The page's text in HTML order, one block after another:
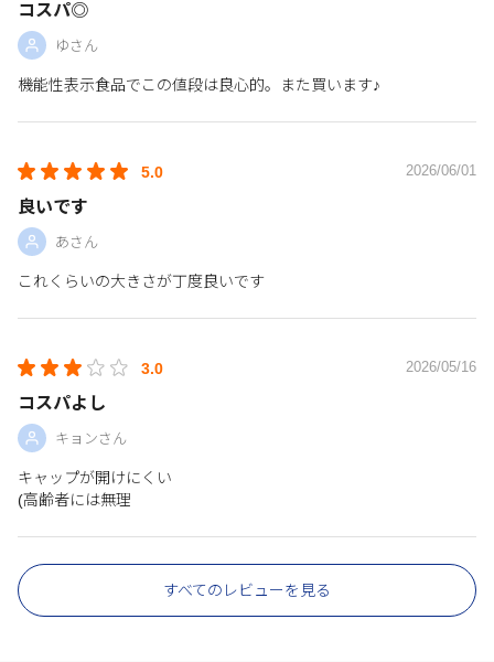
コスパ◎
ゆさん
機能性表示食品でこの値段は良心的。また買います♪
5.0 2026/06/01
良いです
あさん
これくらいの大きさが丁度良いです
3.0 2026/05/16
コスパよし
キョンさん
キャップが開けにくい
(高齢者には無理
すべてのレビューを見る